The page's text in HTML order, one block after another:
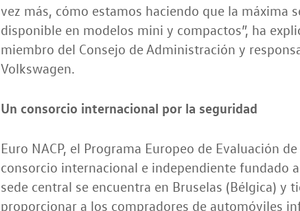
vez más, cómo estamos haciendo que la máxima
disponible en modelos mini y compactos”, ha
miembro del Consejo de Administración y
Volkswagen.
Un consorcio internacional por la seguridad
Euro NACP, el Programa Europeo de Evaluación
consorcio internacional e independiente fundado
sede central se encuentra en Bruselas (Bélgica) y
proporcionar a los compradores de automóviles